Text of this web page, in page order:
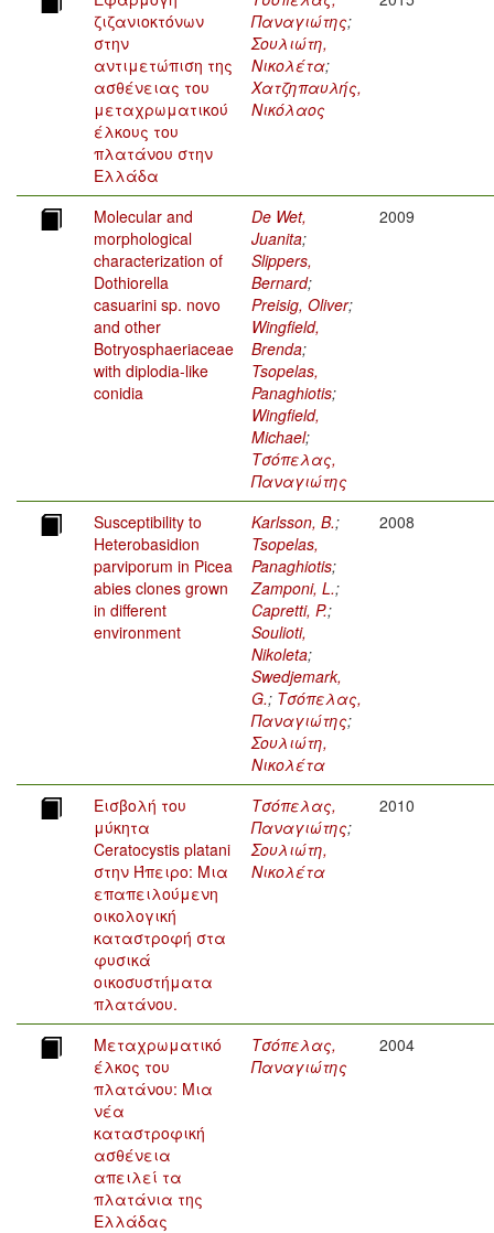
ζιζανιοκτόνων
στην
αντιμετώπιση της
ασθένειας του
μεταχρωματικού
έλκους του
πλατάνου στην
Ελλάδα
Παναγιώτης;
Σουλιώτη,
Νικολέτα;
Χατζηπαυλής,
Νικόλαος
Molecular and
morphological
characterization of
Dothiorella
casuarini sp. novo
and other
Botryosphaeriaceae
with diplodia-like
conidia
De Wet,
Juanita;
Slippers,
Bernard;
Preisig, Oliver;
Wingfield,
Brenda;
Tsopelas,
Panaghiotis;
Wingfield,
Michael;
Τσόπελας,
Παναγιώτης
2009
Susceptibility to
Heterobasidion
parviporum in Picea
abies clones grown
in different
environment
Karlsson, B.;
Tsopelas,
Panaghiotis;
Zamponi, L.;
Capretti, P.;
Soulioti,
Nikoleta;
Swedjemark,
G.; Τσόπελας,
Παναγιώτης;
Σουλιώτη,
Νικολέτα
2008
Εισβολή του
μύκητα
Ceratocystis platani
στην Ήπειρο: Μια
επαπειλούμενη
οικολογική
καταστροφή στα
φυσικά
οικοσυστήματα
πλατάνου.
Τσόπελας,
Παναγιώτης;
Σουλιώτη,
Νικολέτα
2010
Μεταχρωματικό
έλκος του
πλατάνου: Μια
νέα
καταστροφική
ασθένεια
απειλεί τα
πλατάνια της
Ελλάδας
Τσόπελας,
Παναγιώτης
2004